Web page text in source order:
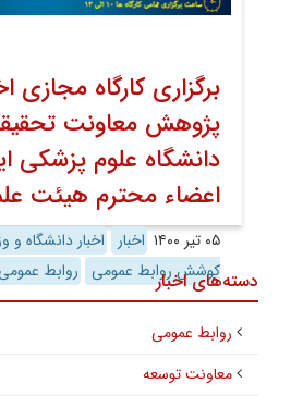
برگزاری کارگاه مجازی
پژوهش معاونت
دانشگاه علوم پزشکی
اعضاء محترم هیئت
۰۵ تیر ۱۴۰۰ اخبار اخبار دانشگاه و
کوشش روابط عمومی روابط دسته‌های اخبار
روابط عمومی
معاونت توسعه